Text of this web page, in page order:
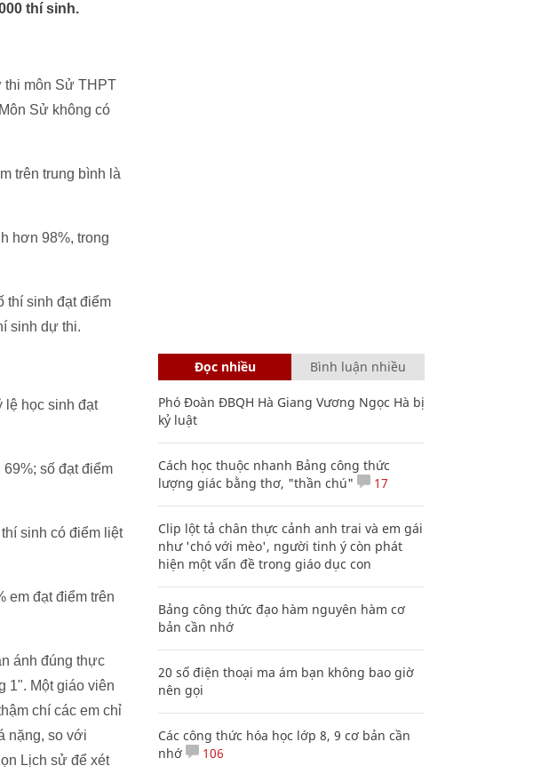
thí sinh.
thi môn Sử THPT
Sử không có
trên trung bình là
hơn 98%, trong
thí sinh đạt điểm
sinh dự thi.
lệ học sinh đạt
số đạt điểm
sinh có điểm liệt
em đạt điểm trên
ánh đúng thực
1". Một giáo viên
chí các em chỉ
nặng, so với
Lịch sử để xét
Đọc nhiều Bình luận nhiều
Phó Đoàn ĐBQH Hà Giang Vương Ngọc Hà bị
kỷ luật
Cách học thuộc nhanh Bảng công thức
lượng giác bằng thơ, "thần chú"
17
Clip lột tả chân thực cảnh anh trai và em gái
như 'chó với mèo', người tinh ý còn phát
hiện một vấn đề trong giáo dục con
Bảng công thức đạo hàm nguyên hàm cơ
bản cần nhớ
20 số điện thoại ma ám bạn không bao giờ
nên gọi
Các công thức hóa học lớp 8, 9 cơ bản cần
nhớ
106